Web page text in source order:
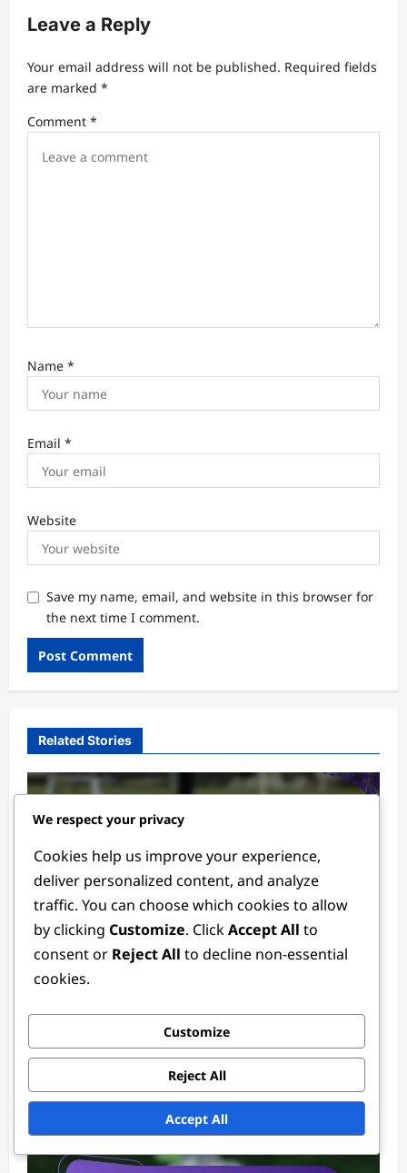
g
t
i
o
Leave a Reply
Your email address will not be published. Required fields
are marked *
Comment *
Name *
Email *
Website
Save my name, email, and website in this browser for
the next time I comment.
Related Stories
Spelersstatistieken in het 2024 Vrouwen FIFA Olympisch Toernooi
Impact van vervangingen op
FIFA Olympisch Toernooi: Analyse,
Wedstrijdresultaten, Spelerbijdragen
3 months ago
We respect your privacy
Cookies help us improve your experience,
deliver personalized content, and analyze
traffic. You can choose which cookies to allow
by clicking Customize. ClickAccept All to
consent or Reject All to decline non-essential
cookies.
Customize
Reject All
Accept All